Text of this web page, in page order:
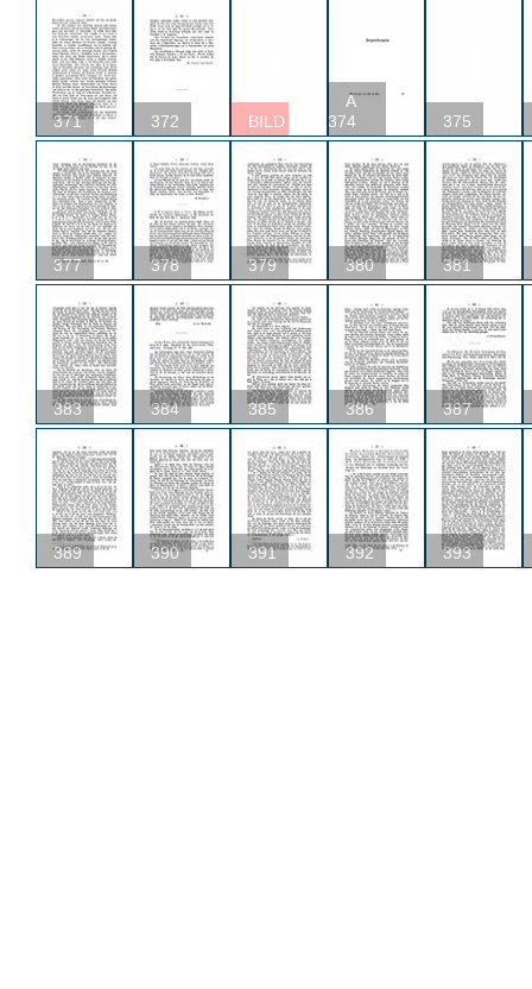
371 372 BILD
A
374
375
377 378 379 380 381
383 384 385 386 387
389 390 391 392 393